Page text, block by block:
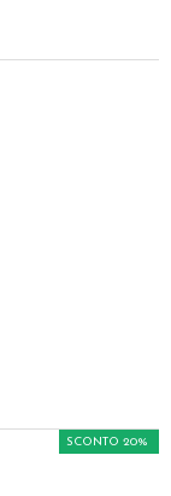
SCONTO 20%